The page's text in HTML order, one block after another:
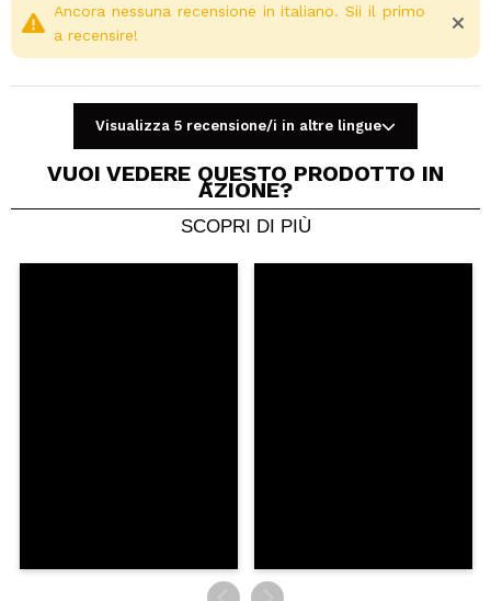
Condividi un video o una foto
Il tuo video potrebbe essere il primo. Immaginalo...
Ancora nessuna recensione in italiano. Sii il primo
a recensire!
Visualizza 5 recensione/i in altre lingue
VUOI VEDERE QUESTO PRODOTTO IN
AZIONE?
SCOPRI DI PIÙ